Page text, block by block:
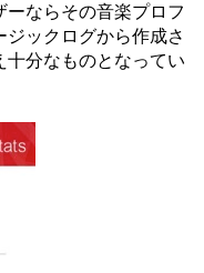
ーならその音楽プロフ
ックログから作成さ
分なものとなってい